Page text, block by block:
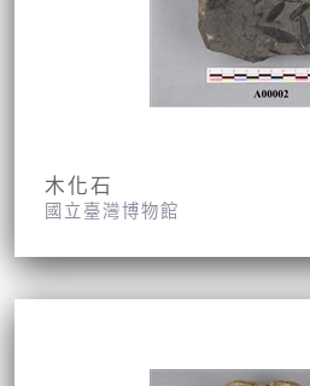
木化石
國立臺灣博物館